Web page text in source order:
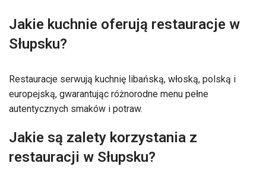
Jakie kuchnie oferują restauracje w
Słupsku?
Restauracje serwują kuchnię libańską, włoską, polską i
europejską, gwarantując różnorodne menu pełne
autentycznych smaków i potraw.
Jakie są zalety korzystania z
restauracji w Słupsku?